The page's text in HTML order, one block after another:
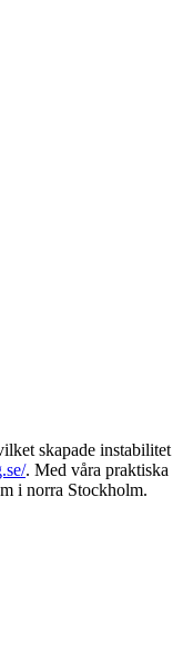
skapade instabilitet
. Med våra praktiska
i norra Stockholm.